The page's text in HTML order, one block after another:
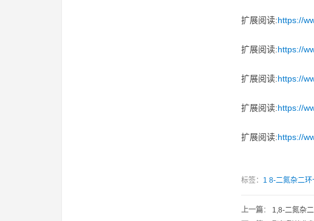
扩展阅读:https://
扩展阅读:https://
扩展阅读:https://
扩展阅读:https://
扩展阅读:https://
标签： 1 8-二氮杂二
上一篇： 1,8-二氮杂